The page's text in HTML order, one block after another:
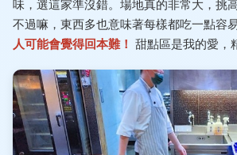
味，選這家準沒錯。場地真的非常大，挑
不過嘛，東西多也意味著每樣都吃一點容
人可能會覺得回本難！ 甜點區是我的愛，